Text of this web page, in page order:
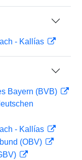
- Kallías
Bayern (BVB)
- Kallías
(OBV)